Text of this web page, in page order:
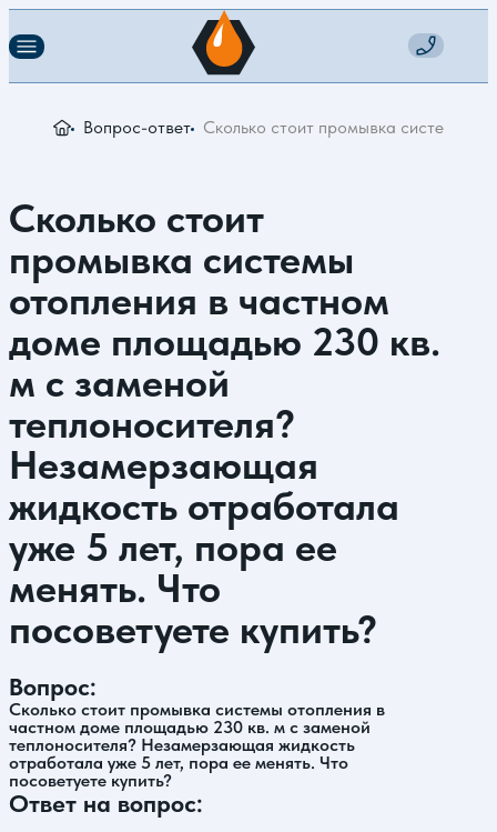
Вопрос-ответ Сколько стоит промывка системы
Сколько стоит
промывка системы
отопления в частном
доме площадью 230 кв.
м с заменой
теплоносителя?
Незамерзающая
жидкость отработала
уже 5 лет, пора ее
менять. Что
посоветуете купить?
Вопрос:
Сколько стоит промывка системы отопления в
частном доме площадью 230 кв. м с заменой
теплоносителя? Незамерзающая жидкость
отработала уже 5 лет, пора ее менять. Что
посоветуете купить?
Ответ на вопрос: